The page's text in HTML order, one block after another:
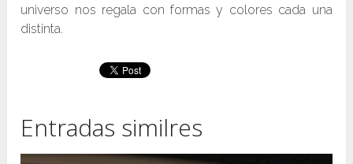
universo nos regala con formas y colores cada una
distinta.
Entradas similres